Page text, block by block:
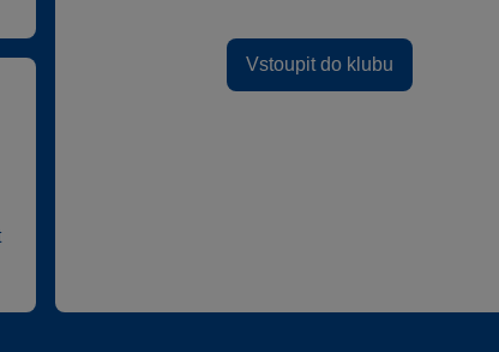
Vstoupit do klubu